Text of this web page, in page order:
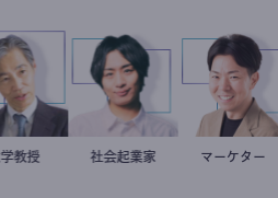
加藤忠史
大学教授 駒崎弘樹
社会起業家 室谷良
マーケタ